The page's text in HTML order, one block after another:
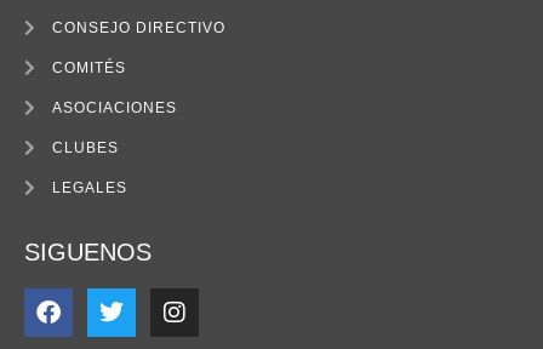
CONSEJO DIRECTIVO
COMITÉS
ASOCIACIONES
CLUBES
LEGALES
SIGUENOS